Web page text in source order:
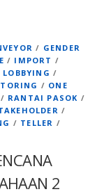
/ GENDER
/ IMPORT /
LOBBYING /
/ ONE
/ RANTAI PASOK /
/
/ TELLER /
2